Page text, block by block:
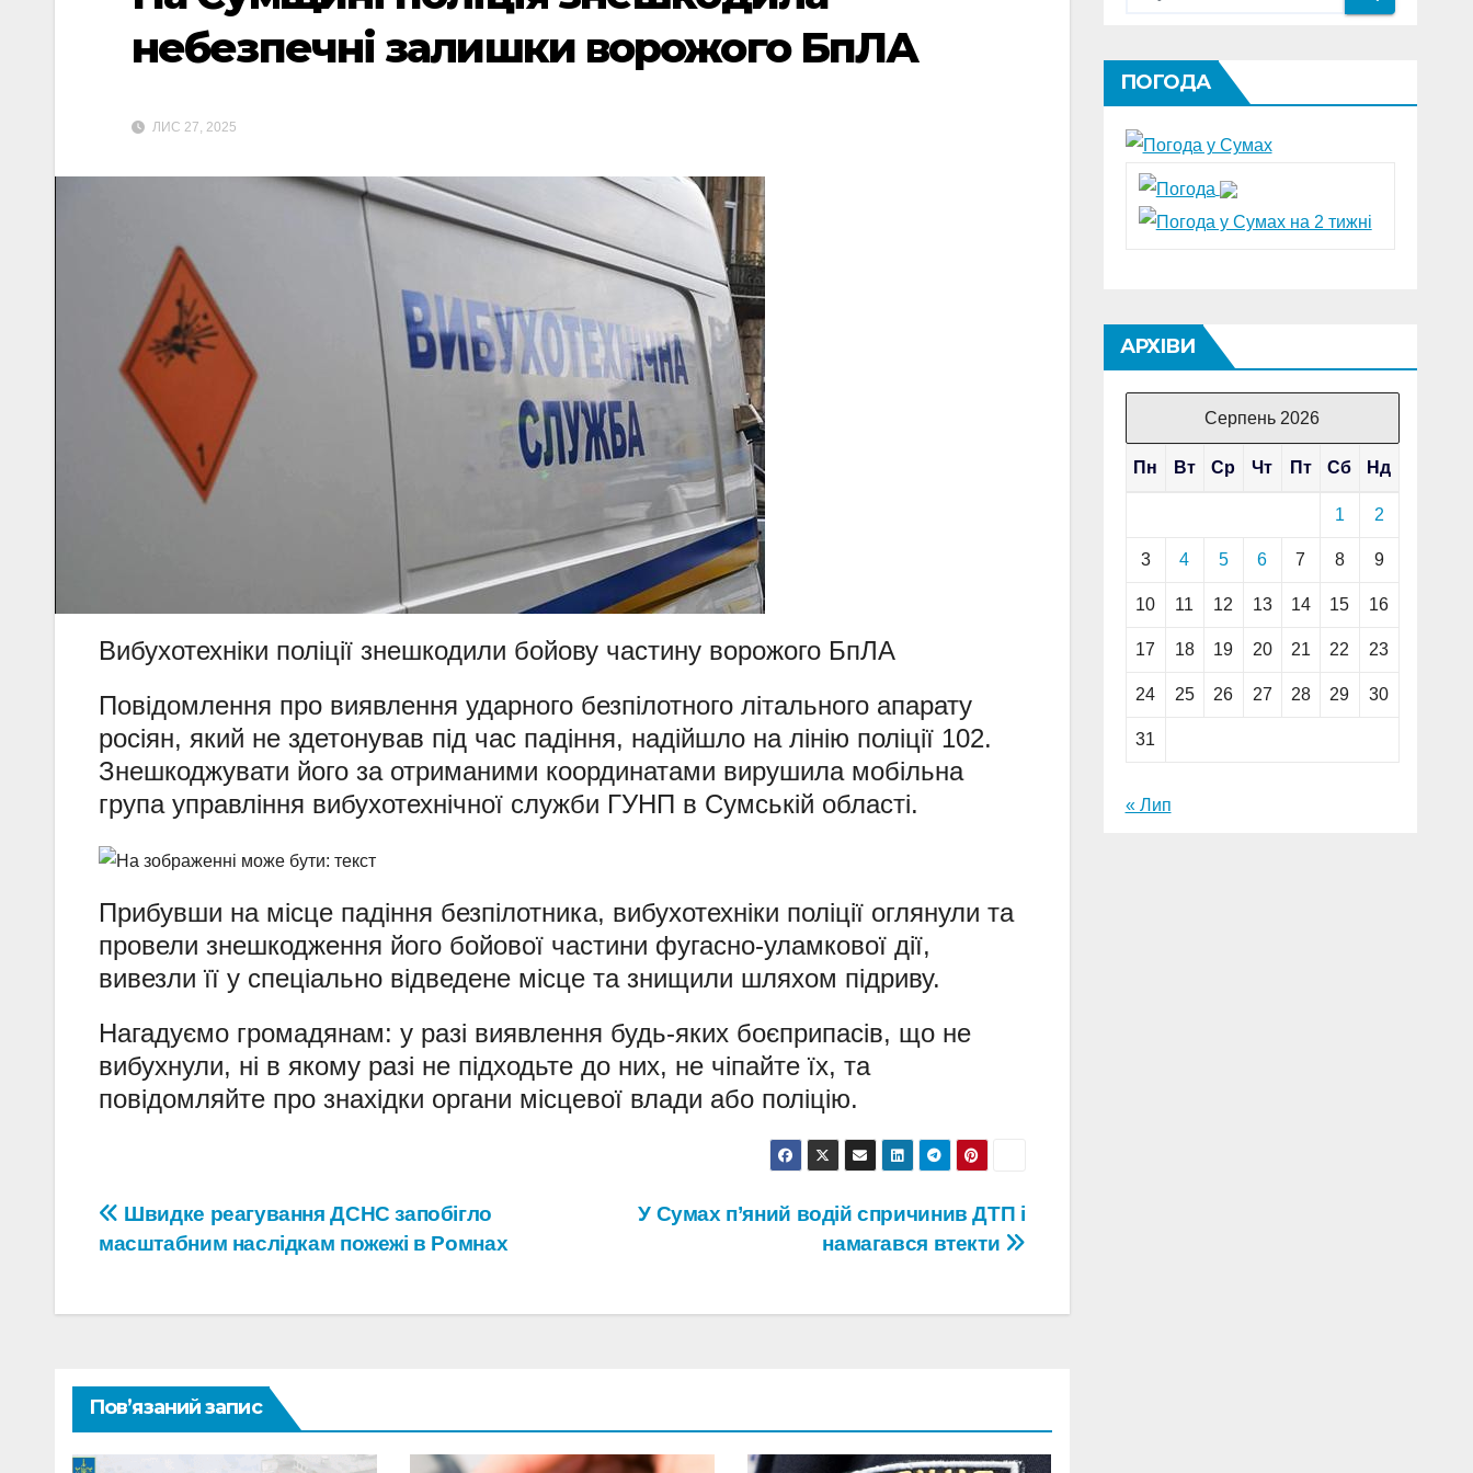
небезпечні залишки ворожого БпЛА
ЛИС 27, 2025
Вибухотехніки поліції знешкодили бойову частину ворожого БпЛА
Повідомлення про виявлення ударного безпілотного літального апарату
росіян, який не здетонував під час падіння, надійшло на лінію поліції 102.
Знешкоджувати його за отриманими координатами вирушила мобільна
група управління вибухотехнічної служби ГУНП в Сумській області.
Прибувши на місце падіння безпілотника, вибухотехніки поліції оглянули та
провели знешкодження його бойової частини фугасно-уламкової дії,
вивезли її у спеціально відведене місце та знищили шляхом підриву.
Нагадуємо громадянам: у разі виявлення будь-яких боєприпасів, що не
вибухнули, ні в якому разі не підходьте до них, не чіпайте їх, та
повідомляйте про знахідки органи місцевої влади або поліцію.
Навігація
У Сумах п’яний водій спричинив ДТП і
намагався втекти
Швидке реагування ДСНС запобігло
масштабним наслідкам пожежі в Ромнах
Пов’язаний запис
ПОГОДА
АРХІВИ
Серпень 2026
Пн Вт Ср Чт Пт Сб Нд
1 2
3 4 5 6 7 8 9
10 11 12 13 14 15 16
17 18 19 20 21 22 23
24 25 26 27 28 29 30
31
« Лип